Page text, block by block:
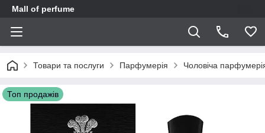
Mall of perfume
Товари та послуги Парфумерія Чоловіча
Топ продажів